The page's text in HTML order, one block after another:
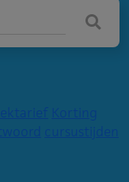
Korting
cursustijden